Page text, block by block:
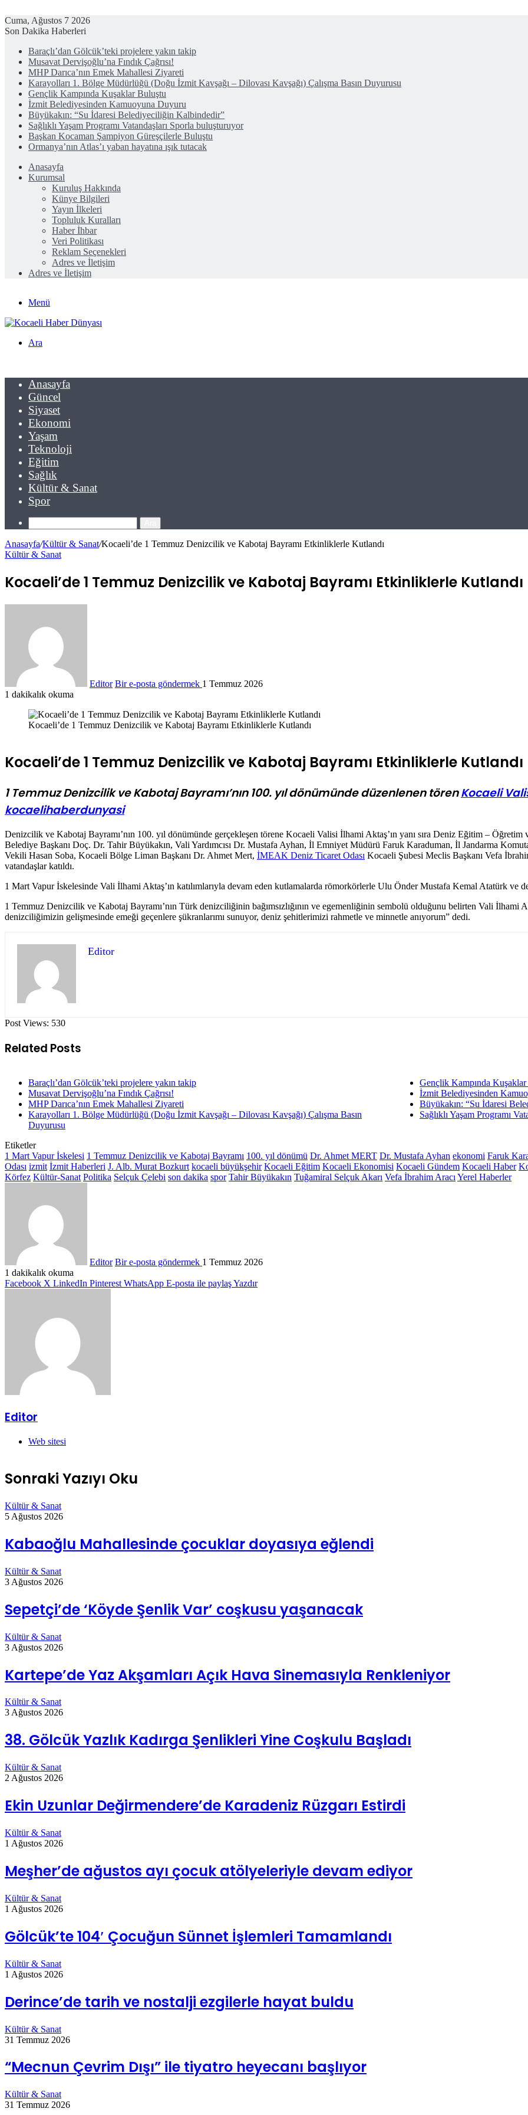
Cuma, Ağustos 7 2026
Son Dakika Haberleri
Baraçlı’dan Gölcük’teki projelere yakın takip
Musavat Dervişoğlu’na Fındık Çağrısı!
MHP Darıca’nın Emek Mahallesi Ziyareti
Karayolları 1. Bölge Müdürlüğü (Doğu İzmit Kavşağı – Dilovası Kavşağı) Çalışma Basın Duyurusu
Gençlik Kampında Kuşaklar Buluştu
İzmit Belediyesinden Kamuoyuna Duyuru
Büyükakın: “Su İdaresi Belediyeciliğin Kalbindedir”
Sağlıklı Yaşam Programı Vatandaşları Sporla buluşturuyor
Başkan Kocaman Şampiyon Güreşçilerle Buluştu
Ormanya’nın Atlas’ı yaban hayatına ışık tutacak
Anasayfa
Kurumsal
Kuruluş Hakkında
Künye Bilgileri
Yayın İlkeleri
Topluluk Kuralları
Haber İhbar
Veri Politikası
Reklam Seçenekleri
Adres ve İletişim
Adres ve İletişim
Menü
Ara
Anasayfa
Güncel
Siyaset
Ekonomi
Yaşam
Teknoloji
Eğitim
Sağlık
Kültür & Sanat
Spor
Anasayfa/Kültür & Sanat/Kocaeli’de 1 Temmuz Denizcilik ve Kabotaj Bayramı Etkinliklerle Kutlandı
Kültür & Sanat
Kocaeli’de 1 Temmuz Denizcilik ve Kabotaj Bayramı Etkinliklerle Kutlandı
Editor Bir e-posta göndermek 1 Temmuz 2026
1 dakikalık okuma
Kocaeli’de 1 Temmuz Denizcilik ve Kabotaj Bayramı Etkinliklerle Kutlandı
Kocaeli’de 1 Temmuz Denizcilik ve Kabotaj Bayramı Etkinliklerle Kutlandı
1 Temmuz Denizcilik ve Kabotaj Bayramı’nın 100. yıl dönümünde düzenlenen törenKocaeli
kocaelihaberdunyasi
Denizcilik ve Kabotaj Bayramı’nın 100. yıl dönümünde gerçekleşen törene Kocaeli Valisi İlhami Aktaş’ın yanı sıra Deniz Eğitim –
Belediye Başkanı Doç. Dr. Tahir Büyükakın, Vali Yardımcısı Dr. Mustafa Ayhan, İl Emniyet Müdürü Faruk Karaduman, İl Jandarma
Vekili Hasan Soba, Kocaeli Bölge Liman Başkanı Dr. Ahmet Mert, İMEAK Deniz Ticaret Odası Kocaeli Şubesi Meclis Başkanı Vefa
vatandaşlar katıldı.
1 Mart Vapur İskelesinde Vali İlhami Aktaş’ın katılımlarıyla devam eden kutlamalarda römorkörlerle Ulu Önder Mustafa Kemal Atatürk ve
1 Temmuz Denizcilik ve Kabotaj Bayramı’nın Türk denizciliğinin bağımsızlığının ve egemenliğinin sembolü olduğunu belirten Vali
denizciliğimizin gelişmesinde emeği geçenlere şükranlarımı sunuyor, deniz şehitlerimizi rahmetle ve minnetle anıyorum” dedi.
Editor
Post Views: 530
Related Posts
Baraçlı’dan Gölcük’teki projelere yakın takip
Musavat Dervişoğlu’na Fındık Çağrısı!
MHP Darıca’nın Emek Mahallesi Ziyareti
Karayolları 1. Bölge Müdürlüğü (Doğu İzmit Kavşağı – Dilovası Kavşağı) Çalışma Basın
Duyurusu
Gençlik Kampında
İzmit Belediyesinden
Büyükakın: “Su İdaresi
Sağlıklı Yaşam Programı
Etiketler
1 Mart Vapur İskelesi 1 Temmuz Denizcilik ve Kabotaj Bayramı 100. yıl dönümü Dr. Ahmet MERT Dr. Mustafa Ayhan ekonomi Faruk
Odası izmit İzmit Haberleri J. Alb. Murat Bozkurt kocaeli büyükşehir Kocaeli Eğitim Kocaeli Ekonomisi Kocaeli Gündem Kocaeli Haber
Körfez Kültür-Sanat Politika Selçuk Çelebi son dakika spor Tahir Büyükakın Tuğamiral Selçuk Akarı Vefa İbrahim Aracı Yerel Haberler
Editor Bir e-posta göndermek 1 Temmuz 2026
1 dakikalık okuma
Facebook X LinkedIn Pinterest WhatsApp E-posta ile paylaşYazdır
Editor
Web sitesi
Sonraki Yazıyı Oku
Kültür & Sanat
5 Ağustos 2026
Kabaoğlu Mahallesinde çocuklar doyasıya eğlendi
Kültür & Sanat
3 Ağustos 2026
Sepetçi’de ‘Köyde Şenlik Var’ coşkusu yaşanacak
Kültür & Sanat
3 Ağustos 2026
Kartepe’de Yaz Akşamları Açık Hava Sinemasıyla Renkleniyor
Kültür & Sanat
3 Ağustos 2026
38. Gölcük Yazlık Kadırga Şenlikleri Yine Coşkulu Başladı
Kültür & Sanat
2 Ağustos 2026
Ekin Uzunlar Değirmendere’de Karadeniz Rüzgarı Estirdi
Kültür & Sanat
1 Ağustos 2026
Meşher’de ağustos ayı çocuk atölyeleriyle devam ediyor
Kültür & Sanat
1 Ağustos 2026
Gölcük’te 104′ Çocuğun Sünnet İşlemleri Tamamlandı
Kültür & Sanat
1 Ağustos 2026
Derince’de tarih ve nostalji ezgilerle hayat buldu
Kültür & Sanat
31 Temmuz 2026
“Mecnun Çevrim Dışı” ile tiyatro heyecanı başlıyor
Kültür & Sanat
31 Temmuz 2026